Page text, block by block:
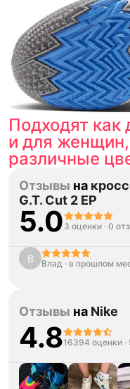
Подходят как
и для женщин,
различные
Отзывы на
G.T. Cut 2 EP
5.0 3 оценки · 0
В Влад · в прошлом
Отзывы на Nike
4.816394 оценки ·